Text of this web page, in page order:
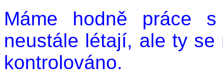
Máme hodně práce
neustále létají, ale ty
kontrolováno.